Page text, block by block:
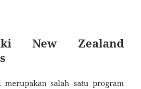
New Zealand
merupakan salah satu program